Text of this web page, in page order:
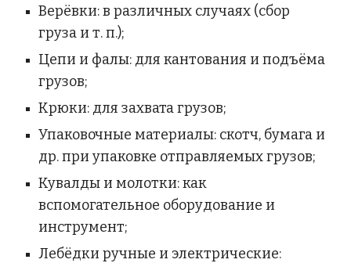
Верёвки: в различных случаях (сбор
груза и т. п.);
Цепи и фалы: для кантования и подъёма
грузов;
Крюки: для захвата грузов;
Упаковочные материалы: скотч, бумага и
др. при упаковке отправляемых грузов;
Кувалды и молотки: как
вспомогательное оборудование и
инструмент;
Лебёдки ручные и электрические: